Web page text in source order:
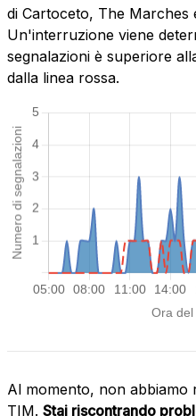
di Cartoceto, The Marches
Un'interruzione viene
segnalazioni è superiore
dalla linea rossa.
Al momento, non
TIM. Stai riscontrando